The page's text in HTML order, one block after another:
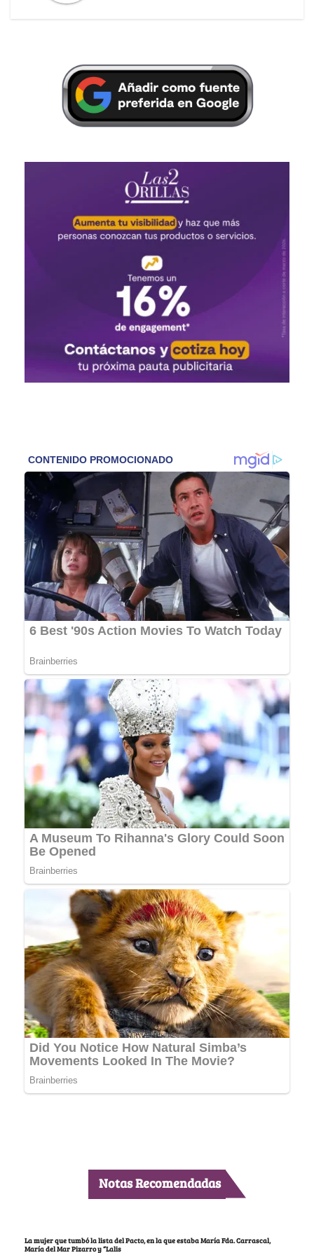
Notas Recomendadas
La mujer que tumbó la lista del Pacto, en la que estaba María Fda. Carrascal,
María del Mar Pizarro y “Lalis